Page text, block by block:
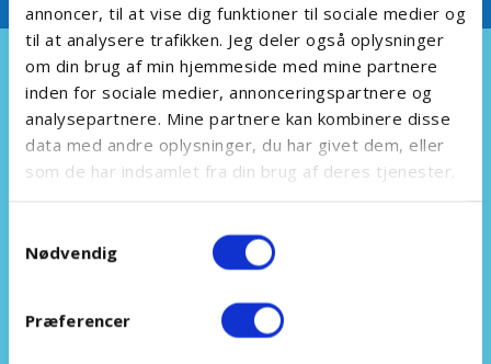
annoncer, til at vise dig funktioner til sociale medier og
til at analysere trafikken. Jeg deler også oplysninger
om din brug af min hjemmeside med mine partnere
inden for sociale medier, annonceringspartnere og
analysepartnere. Mine partnere kan kombinere disse
data med andre oplysninger, du har givet dem, eller
som de har indsamlet fra din brug af deres tjenester.
Nødvendig
Præferencer
Mit mål er at frigive tid hos jer,
så I kan fokusere på
at marketing bliver gjort og giver
værdi.